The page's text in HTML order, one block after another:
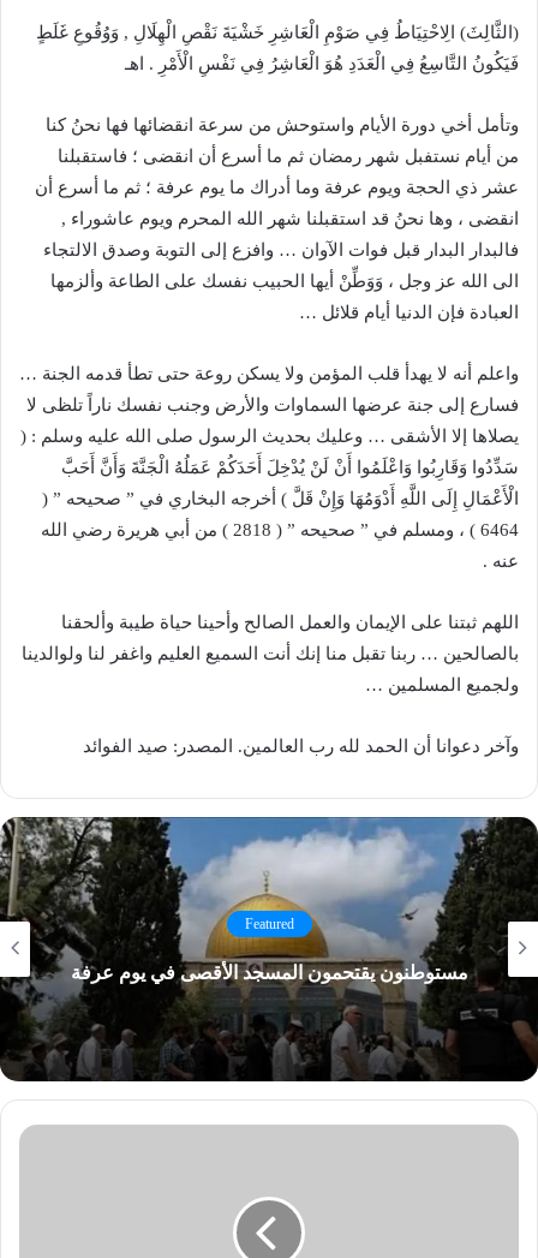
(الثَّالِثَ) الِاحْتِيَاطُ فِي صَوْمِ الْعَاشِرِ خَشْيَةَ نَقْصِ الْهِلَالِ , وَوُقُوعِ غَلَطٍ
فَيَكُونُ التَّاسِعُ فِي الْعَدَدِ هُوَ الْعَاشِرُ فِي نَفْسِ الْأَمْرِ . اهـ
وتأمل أخي دورة الأيام واستوحش من سرعة انقضائها فها نحنُ كنا
من أيام نستفبل شهر رمضان ثم ما أسرع أن انقضى ؛ فاستقبلنا
عشر ذي الحجة ويوم عرفة وما أدراك ما يوم عرفة ؛ ثم ما أسرع أن
انقضى ، وها نحنُ قد استقبلنا شهر الله المحرم ويوم عاشوراء ,
فالبدار البدار قبل فوات الآوان … وافزع إلى التوبة وصدق الالتجاء
الى الله عز وجل ، وَوَطِّنْ أيها الحبيب نفسك على الطاعة وألزمها
العبادة فإن الدنيا أيام قلائل …
واعلم أنه لا يهدأ قلب المؤمن ولا يسكن روعة حتى تطأ قدمه الجنة …
فسارع إلى جنة عرضها السماوات والأرض وجنب نفسك ناراً تلظى لا
يصلاها إلا الأشقى … وعليك بحديث الرسول صلى الله عليه وسلم : (
سَدِّدُوا وَقَارِبُوا وَاعْلَمُوا أَنْ لَنْ يُدْخِلَ أَحَدَكُمْ عَمَلُهُ الْجَنَّةَ وَأَنَّ أَحَبَّ
الْأَعْمَالِ إِلَى اللَّهِ أَدْوَمُهَا وَإِنْ قَلَّ ) أخرجه البخاري في ” صحيحه ” (
6464 ) ، ومسلم في ” صحيحه ” ( 2818 ) من أبي هريرة رضي الله
عنه .
اللهم ثبتنا على الإيمان والعمل الصالح وأحينا حياة طيبة وألحقنا
بالصالحين … ربنا تقبل منا إنك أنت السميع العليم واغفر لنا ولوالدينا
ولجميع المسلمين …
وآخر دعوانا أن الحمد لله رب العالمين. المصدر: صيد الفوائد
Featured
مستوطنون يقتحمون المسجد الأقصى في يوم عرفة